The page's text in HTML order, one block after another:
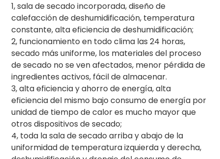
1, sala de secado incorporada, diseño de
calefacción de deshumidificación, temperatura
constante, alta eficiencia de deshumidificación;
2, funcionamiento en todo clima las 24 horas,
secado más uniforme, los materiales del proceso
de secado no se ven afectados, menor pérdida de
ingredientes activos, fácil de almacenar.
3, alta eficiencia y ahorro de energía, alta
eficiencia del mismo bajo consumo de energía por
unidad de tiempo de calor es mucho mayor que
otros dispositivos de secado;
4, toda la sala de secado arriba y abajo de la
uniformidad de temperatura izquierda y derecha,